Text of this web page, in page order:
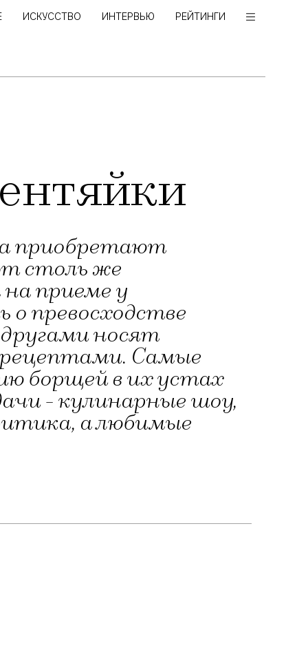
ИСКУССТВО ИНТЕРВЬЮ РЕЙТИНГИ
приобретают
столь же
приеме у
превосходстве
носят
Самые
борщей в их устах
- кулинарные шоу,
а любимые